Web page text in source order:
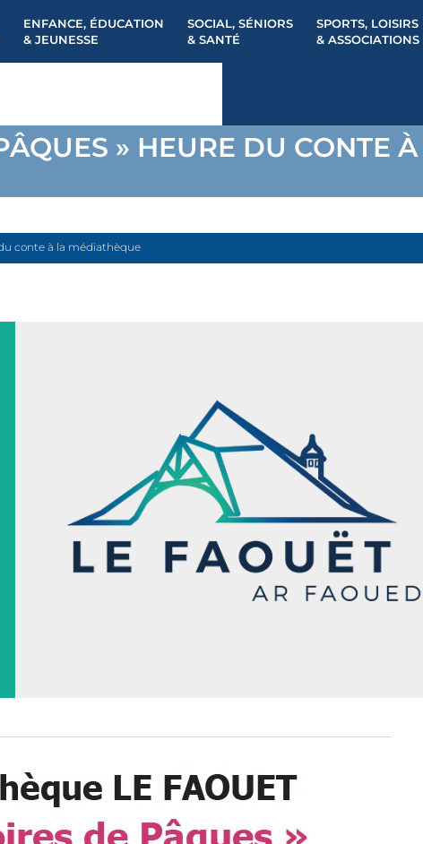
ENFANCE, ÉDUCATION
& JEUNESSE
SOCIAL, SÉNIORS
& SANTÉ
SPORTS, LOISIRS
& ASSOCIATIONS
» HEURE DU CONTE
conte à la médiathèque